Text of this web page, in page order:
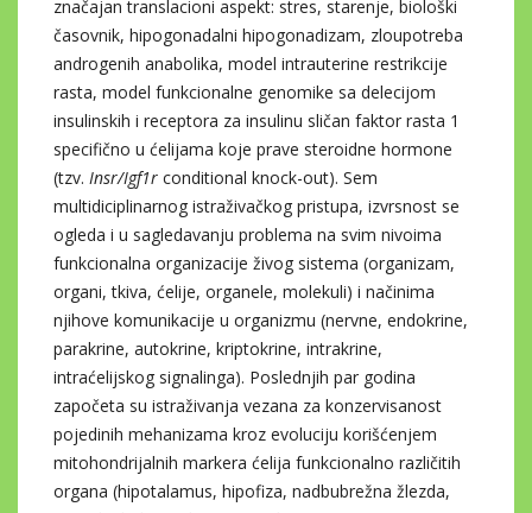
značajan translacioni aspekt: stres, starenje, biološki
časovnik, hipogonadalni hipogonadizam, zloupotreba
androgenih anabolika, model intrauterine restrikcije
rasta, model funkcionalne genomike sa delecijom
insulinskih i receptora za insulinu sličan faktor rasta 1
specifično u ćelijama koje prave steroidne hormone
(tzv. Insr/Igf1r conditional knock-out). Sem
multidiciplinarnog istraživačkog pristupa, izvrsnost se
ogleda i u sagledavanju problema na svim nivoima
funkcionalna organizacije živog sistema (organizam,
organi, tkiva, ćelije, organele, molekuli) i načinima
njihove komunikacije u organizmu (nervne, endokrine,
parakrine, autokrine, kriptokrine, intrakrine,
intraćelijskog signalinga). Poslednjih par godina
započeta su istraživanja vezana za konzervisanost
pojedinih mehanizama kroz evoluciju korišćenjem
mitohondrijalnih markera ćelija funkcionalno različitih
organa (hipotalamus, hipofiza, nadbubrežna žlezda,